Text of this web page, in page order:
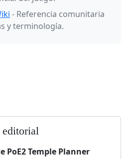
- Referencia comunitaria
y terminología.
editorial
PoE2 Temple Planner